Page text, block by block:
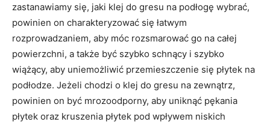
zastanawiamy się, jaki klej do gresu na podłogę wybrać,
powinien on charakteryzować się łatwym
rozprowadzaniem, aby móc rozsmarować go na całej
powierzchni, a także być szybko schnący i szybko
wiążący, aby uniemożliwić przemieszczenie się płytek na
podłodze. Jeżeli chodzi o klej do gresu na zewnątrz,
powinien on być mrozoodporny, aby uniknąć pękania
płytek oraz kruszenia płytek pod wpływem niskich